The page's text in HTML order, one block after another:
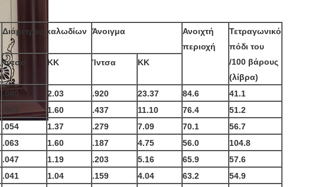
Διάμετρος καλωδίων Άνοιγμα
Ανοιχτή
περιοχή
Τετραγωνικό
πόδι του
/100 βάρους
(λίβρα)
Ίντσα ΚΚ Ίντσα ΚΚ
.080 2.03 .920 23.37 84.6
41.1
.063 1.60 .437 11.10 76.4
51.2
.054 1.37 .279 7.09 70.1
56.7
.063 1.60 .187 4.75 56.0
104.8
.047 1.19 .203 5.16 65.9
57.6
.041 1.04 .159 4.04 63.2
54.9